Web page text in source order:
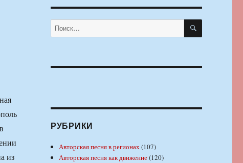
из
Искать: ПОИСК
РУБРИКИ
Авторская песня в регионах(107)
Авторская песня как движение(120)